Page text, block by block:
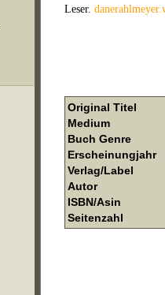
Leser.
Original Titel
Medium
Buch Genre
Erscheinungjahr
Verlag/Label
Autor
ISBN/Asin
Seitenzahl